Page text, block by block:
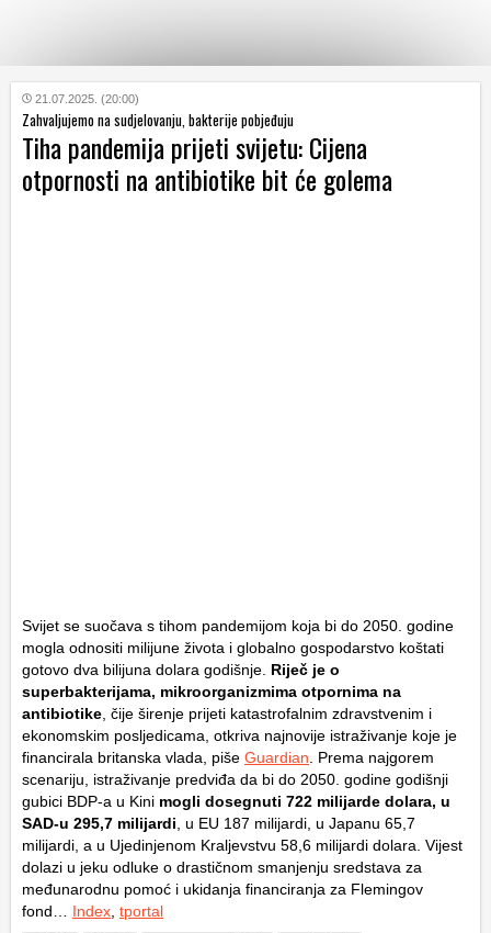
KATEGORIJE
HRVATSKI
WEB
21.07.2025. (20:00)
Zahvaljujemo na sudjelovanju, bakterije pobjeđuju
Tiha pandemija prijeti svijetu: Cijena
otpornosti na antibiotike bit će golema
Svijet se suočava s tihom pandemijom koja bi do 2050. godine
mogla odnositi milijune života i globalno gospodarstvo koštati
gotovo dva bilijuna dolara godišnje. Riječ je o
superbakterijama, mikroorganizmima otpornima na
antibiotike , čije širenje prijeti katastrofalnim zdravstvenim i
ekonomskim posljedicama, otkriva najnovije istraživanje koje je
financirala britanska vlada, piše Guardian . Prema najgorem
scenariju, istraživanje predviđa da bi do 2050. godine godišnji
gubici BDP-a u Kini mogli dosegnuti 722 milijarde dolara, u
SAD-u 295,7 milijardi , u EU 187 milijardi, u Japanu 65,7
milijardi, a u Ujedinjenom Kraljevstvu 58,6 milijardi dolara. Vijest
dolazi u jeku odluke o drastičnom smanjenju sredstava za
međunarodnu pomoć i ukidanja financiranja za Flemingov
fond… Index tportal